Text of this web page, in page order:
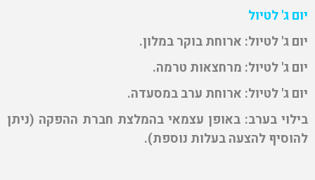
יום ג' לטיול
יום ג' לטיול: ארוחת בוקר במלון.
יום ג' לטיול: מרחצאות טרמה.
יום ג' לטיול: ארוחת ערב במסעדה.
בילוי בערב: באופן עצמאי בהמלצת חברת ההפקה (ניתן
להוסיף להצעה בעלות נוספת).